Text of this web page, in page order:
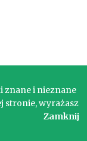
znane i nieznane
stronie, wyrażasz
Zamknij